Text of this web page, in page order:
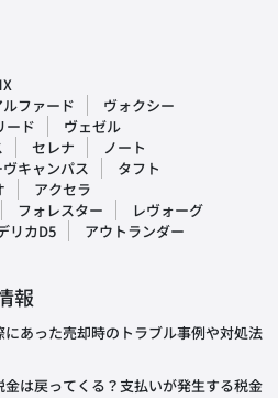
ルファード
ヴォクシー
ード
ヴェゼル
セレナ
ノート
ヴキャンパス
タフト
アクセラ
フォレスター
レヴォーグ
リカD5 アウトランダー
報
あった売却時のトラブル事例や対処法
は戻ってくる？支払いが発生する税金